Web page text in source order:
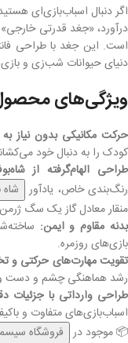
اگر دنبال اسباب‌بازی‌ای
درآورد، «جغد قدرتی
است. این جغد با طراحی
دنیای حیوانات شب‌زی و
ویژگی‌های
حرکت مکانیکی بدون نیاز به
کودک را به دنبال خود
طراحی الهام‌گرفته از
رنگ‌بندی خاص، یادآور
منقار معادل گاز یک سگ
بدنه مقاوم و ایمن:
بازی‌های روزمره.
تقویت مهارت‌های حرکتی و
رشد هماهنگی چشم و دست
طراحی وارداتی با جزئیات
اسباب‌بازی‌های متفاوت و
📦 موجود در فروشگاه